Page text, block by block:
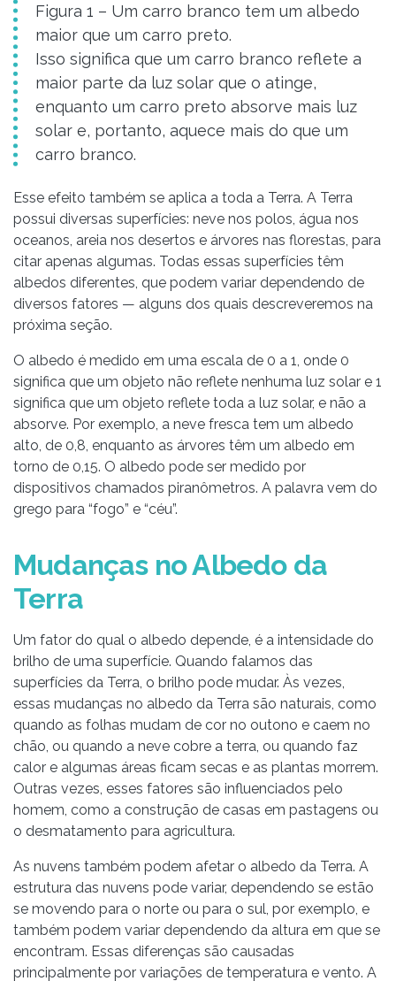
Figura 1 – Um carro branco tem um albedo
maior que um carro preto.
Isso significa que um carro branco reflete a
maior parte da luz solar que o atinge,
enquanto um carro preto absorve mais luz
solar e, portanto, aquece mais do que um
carro branco.
Esse efeito também se aplica a toda a Terra. A Terra
possui diversas superfícies: neve nos polos, água nos
oceanos, areia nos desertos e árvores nas florestas, para
citar apenas algumas. Todas essas superfícies têm
albedos diferentes, que podem variar dependendo de
diversos fatores — alguns dos quais descreveremos na
próxima seção.
O albedo é medido em uma escala de 0 a 1, onde 0
significa que um objeto não reflete nenhuma luz solar e 1
significa que um objeto reflete toda a luz solar, e não a
absorve. Por exemplo, a neve fresca tem um albedo
alto, de 0,8, enquanto as árvores têm um albedo em
torno de 0,15. O albedo pode ser medido por
dispositivos chamados piranômetros. A palavra vem do
grego para “fogo” e “céu”.
Mudanças no Albedo da
Terra
Um fator do qual o albedo depende, é a intensidade do
brilho de uma superfície. Quando falamos das
superfícies da Terra, o brilho pode mudar. Às vezes,
essas mudanças no albedo da Terra são naturais, como
quando as folhas mudam de cor no outono e caem no
chão, ou quando a neve cobre a terra, ou quando faz
calor e algumas áreas ficam secas e as plantas morrem.
Outras vezes, esses fatores são influenciados pelo
homem, como a construção de casas em pastagens ou
o desmatamento para agricultura.
As nuvens também podem afetar o albedo da Terra. A
estrutura das nuvens pode variar, dependendo se estão
se movendo para o norte ou para o sul, por exemplo, e
também podem variar dependendo da altura em que se
encontram. Essas diferenças são causadas
principalmente por variações de temperatura e vento. A